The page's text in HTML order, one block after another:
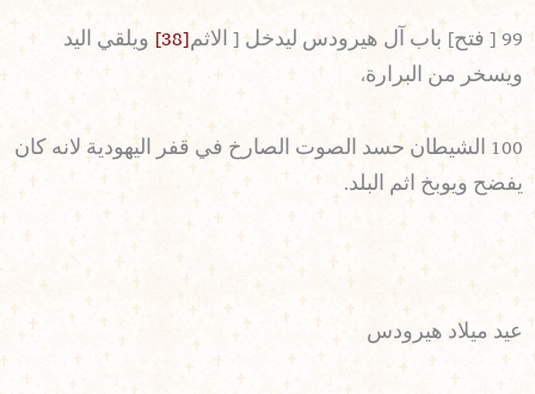
99 [ فتح] باب آل هيرودس ليدخل [ الاثم [38]
ويلقي اليد
ويسخر من البرارة،
100 الشيطان حسد الصوت الصارخ في قفر اليهودية لانه كان
يفضح ويوبخ اثم البلد.
عيد ميلاد هيرودس